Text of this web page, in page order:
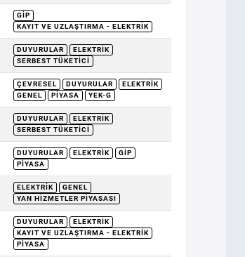
GİP
KAYIT VE UZLAŞTIRMA - ELEKTRIK
DUYURULAR
ELEKTRIK
SERBEST TÜKETICI
ÇEVRESEL DUYURULAR
ELEKTRIK
GENEL
PIYASA YEK-G
DUYURULAR
ELEKTRIK
SERBEST TÜKETICI
DUYURULAR ELEKTRIK
GİP
PIYASA
ELEKTRIK
GENEL
YAN HIZMETLER PIYASASI
DUYURULAR
ELEKTRIK
KAYIT VE UZLAŞTIRMA - ELEKTRIK
PIYASA